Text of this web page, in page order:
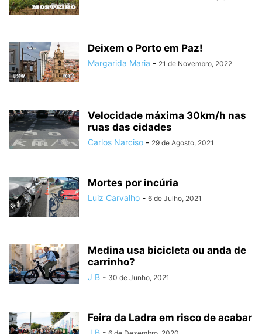
Deixem o Porto em Paz!
Margarida Maria - 21 de Novembro, 2022
Velocidade máxima 30km/h nas
ruas das cidades
Carlos Narciso - 29 de Agosto, 2021
Mortes por incúria
Luiz Carvalho - 6 de Julho, 2021
Medina usa bicicleta ou anda de
carrinho?
J B - 30 de Junho, 2021
Feira da Ladra em risco de acabar